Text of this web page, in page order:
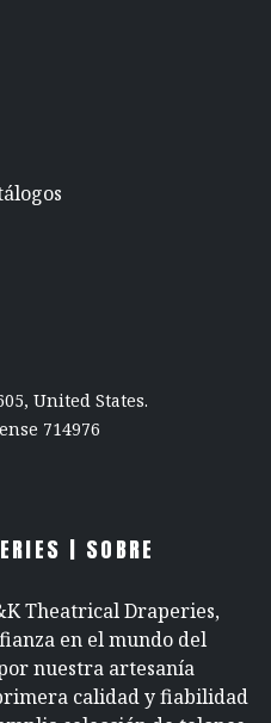
United States.
714976
| SOBRE
Theatrical Draperies,
en el mundo del
nuestra artesanía
calidad y fiabilidad